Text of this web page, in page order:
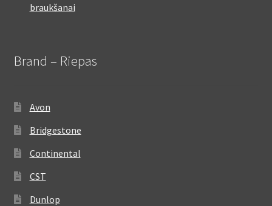
braukšanai
Brand – Riepas
Avon
Bridgestone
Continental
CST
Dunlop